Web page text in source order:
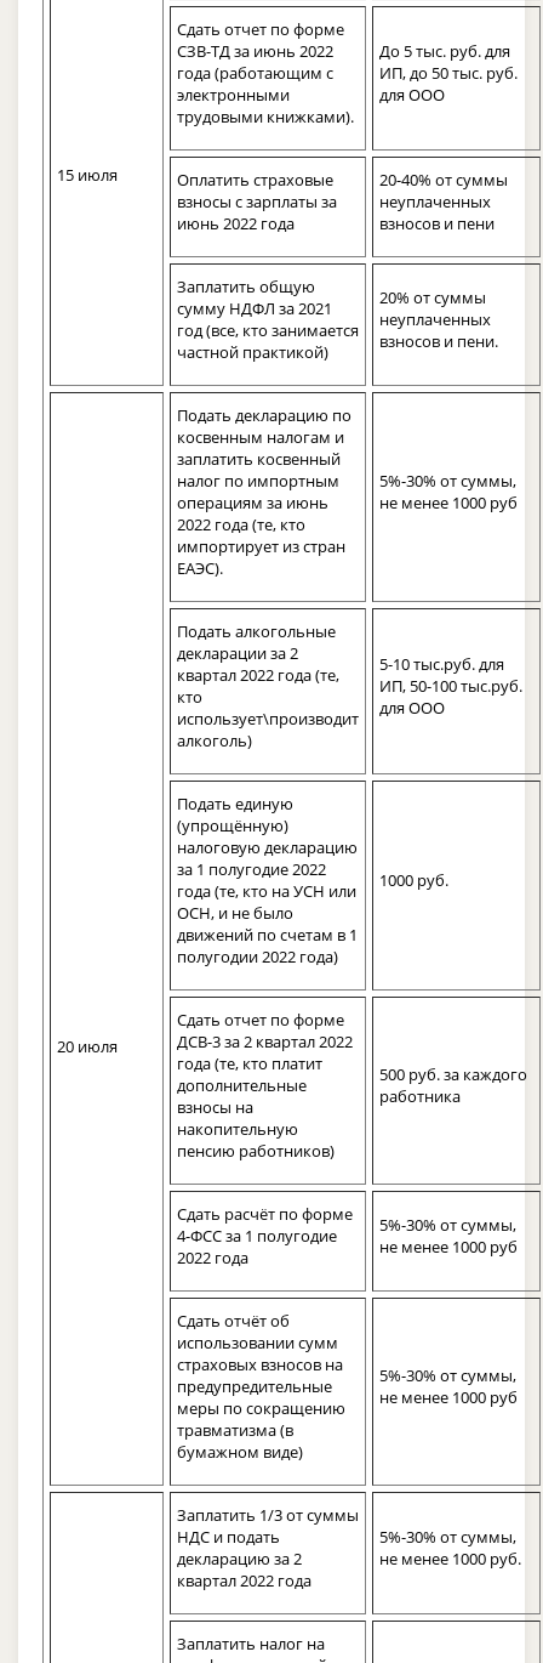
15 июля
Сдать отчет по форме
СЗВ-ТД за июнь 2022
года (работающим с
электронными
трудовыми книжками).
До 5 тыс. руб. для
ИП, до 50 тыс. руб.
для ООО
Оплатить страховые
взносы с зарплаты за
июнь 2022 года
20-40% от суммы
неуплаченных
взносов и пени
Заплатить общую
сумму НДФЛ за 2021
год (все, кто занимается
частной практикой)
20% от суммы
неуплаченных
взносов и пени.
20 июля
Подать декларацию по
косвенным налогам и
заплатить косвенный
налог по импортным
операциям за июнь
2022 года (те, кто
импортирует из стран
ЕАЭС).
5%-30% от суммы,
не менее 1000 руб
Подать алкогольные
декларации за 2
квартал 2022 года (те,
кто
использует\производит
алкоголь)
5-10 тыс.руб. для
ИП, 50-100 тыс.руб.
для ООО
Подать единую
(упрощённую)
налоговую декларацию
за 1 полугодие 2022
года (те, кто на УСН или
ОСН, и не было
движений по счетам в 1
полугодии 2022 года)
1000 руб.
Сдать отчет по форме
ДСВ-3 за 2 квартал 2022
года (те, кто платит
дополнительные
взносы на
накопительную
пенсию работников)
500 руб. за каждого
работника
Сдать расчёт по форме
4-ФСС за 1 полугодие
2022 года
5%-30% от суммы,
не менее 1000 руб
Сдать отчёт об
использовании сумм
страховых взносов на
предупредительные
меры по сокращению
травматизма (в
бумажном виде)
5%-30% от суммы,
не менее 1000 руб
Заплатить 1/3 от суммы
НДС и подать
декларацию за 2
квартал 2022 года
5%-30% от суммы,
не менее 1000 руб.
Заплатить налог на